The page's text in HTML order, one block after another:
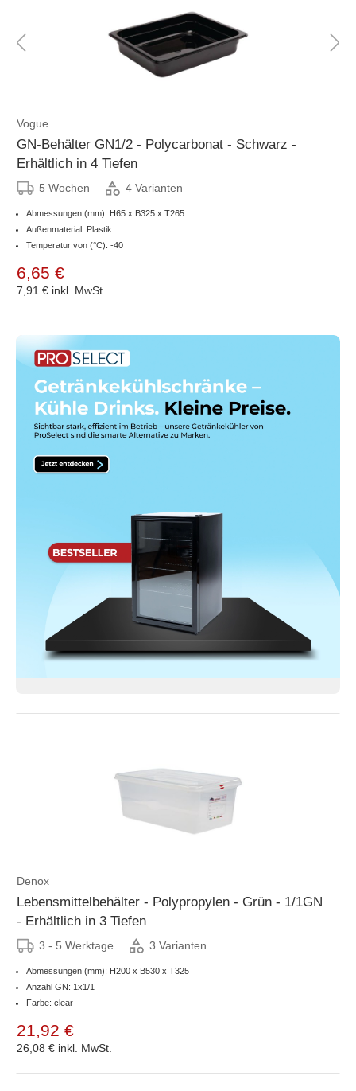
Vogue
GN-Behälter GN1/2 - Polycarbonat - Schwarz -
Erhältlich in 4 Tiefen
5 Wochen 4 Varianten
Abmessungen (mm): H65 x B325 x T265
Außenmaterial: Plastik
Temperatur von (°C): -40
6,65 €
7,91 € inkl. MwSt.
Denox
Lebensmittelbehälter - Polypropylen - Grün - 1/1GN
- Erhältlich in 3 Tiefen
3 - 5 Werktage 3 Varianten
Abmessungen (mm): H200 x B530 x T325
Anzahl GN: 1x1/1
Farbe: clear
21,92 €
26,08 € inkl. MwSt.